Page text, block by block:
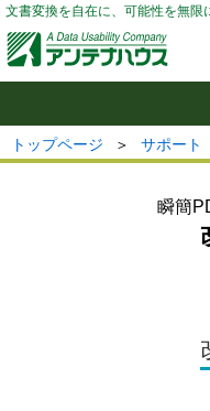
文書変換を自在に、可能性を無限
トップページ ＞ サポート
瞬簡